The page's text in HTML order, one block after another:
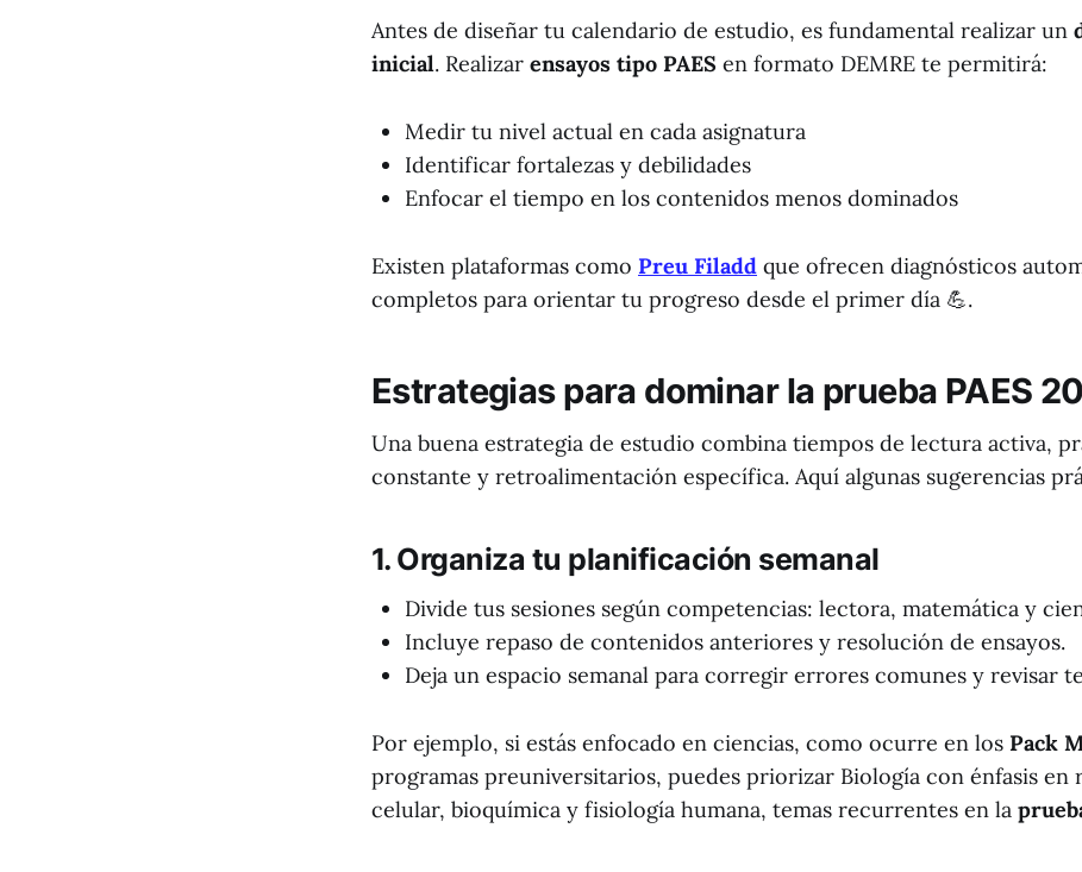
Antes de diseñar tu calendario de estudio, es fundamental realizar un
inicial. Realizar ensayos tipo PAES en formato DEMRE te permitirá:
Medir tu nivel actual en cada asignatura
Identificar fortalezas y debilidades
Enfocar el tiempo en los contenidos menos dominados
Existen plataformas como Preu Filadd que ofrecen diagnósticos
completos para orientar tu progreso desde el primer día 💪.
Estrategias para dominar la prueba PAES
Una buena estrategia de estudio combina tiempos de lectura activa,
constante y retroalimentación específica. Aquí algunas sugerencias
1. Organiza tu planificación semanal
Divide tus sesiones según competencias: lectora, matemática y
Incluye repaso de contenidos anteriores y resolución de ensayos.
Deja un espacio semanal para corregir errores comunes y revisar
Por ejemplo, si estás enfocado en ciencias, como ocurre en los Pack
programas preuniversitarios, puedes priorizar Biología con énfasis
celular, bioquímica y fisiología humana, temas recurrentes en la